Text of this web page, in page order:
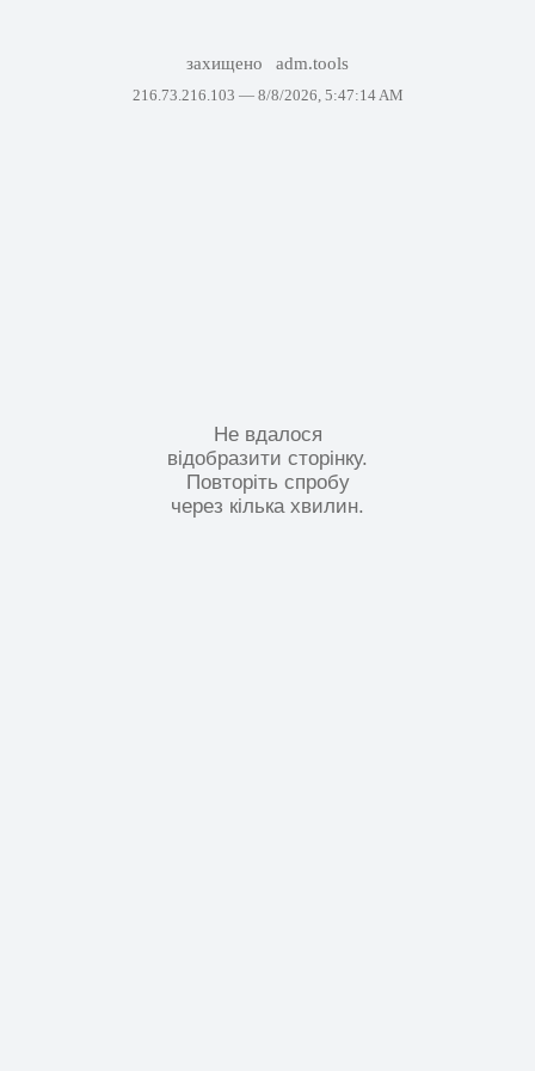
захищено adm.tools
216.73.216.103 — 8/8/2026, 5:47:14 AM
Не вдалося
відобразити сторінку.
Повторіть спробу
через кілька хвилин.